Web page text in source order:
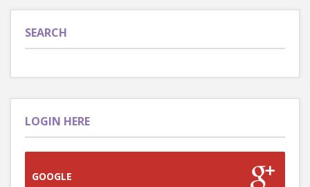
SEARCH
LOGIN HERE
GOOGLE